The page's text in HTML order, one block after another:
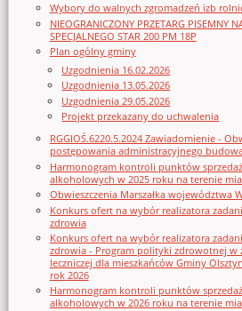
Wybory do walnych zgromadzeń izb
NIEOGRANICZONY PRZETARG PISEMNY
SPECJALNEGO STAR 200 PM 18P
Plan ogólny gminy
Uzgodnienia 16.02.2026
Uzgodnienia 13.05.2026
Uzgodnienia 29.05.2026
Projekt przekazany do uchwalenia
RGGIOŚ.6220.5.2024 Zawiadomienie -
postępowania administracyjnego
Harmonogram kontroli punktów
alkoholowych w 2025 roku na terenie
Obwieszczenia Marszałka województwa
Konkurs ofert na wybór realizatora
zdrowia
Konkurs ofert na wybór realizatora
zdrowia - Program polityki zdrowotnej w
leczniczej dla mieszkańców Gminy
rok 2026
Harmonogram kontroli punktów
alkoholowych w 2026 roku na terenie